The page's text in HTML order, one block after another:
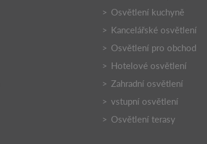
Osvětlení kuchyně
Kancelářské osvětlení
Osvětlení pro obchod
Hotelové osvětlení
Zahradní osvětlení
vstupní osvětlení
Osvětlení terasy